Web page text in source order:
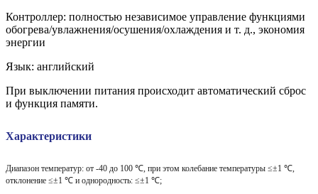
Контроллер: полностью независимое управление функциями
обогрева/увлажнения/осушения/охлаждения и т. д., экономия
энергии
Язык: английский
При выключении питания происходит автоматический сброс
и функция памяти.
Характеристики
Диапазон температур: от -40 до 100 ℃, при этом колебание температуры ≤±1 ℃,
отклонение ≤±1 ℃ и однородность: ≤±1 ℃;